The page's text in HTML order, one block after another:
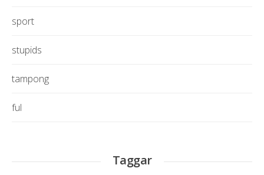
sport
stupids
tampong
ful
Taggar